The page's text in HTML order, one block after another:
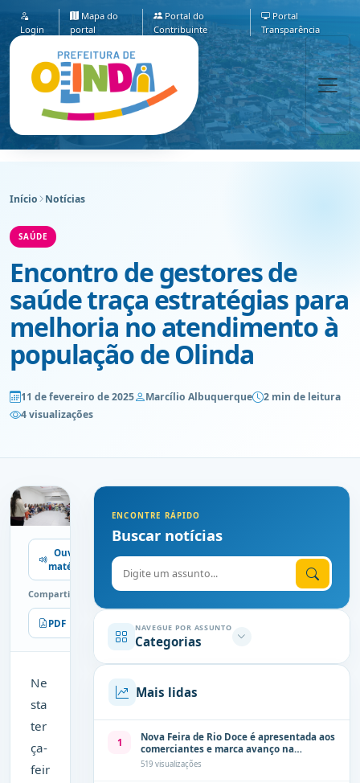
Login
Mapa do
portal
Portal do
Contribuinte
Portal
Transparência
Início Notícias
SAÚDE
Encontro de gestores de
saúde traça estratégias para
melhoria no atendimento à
população de Olinda
11 de fevereiro de 2025 Marcílio Albuquerque
2 min de leitura
4 visualizações
Ouvir
matéria
Compartilhe
PDF Imprimir
Ne
sta
ter
ça-
feir
ENCONTRE RÁPIDO
Buscar notícias
Digite o assunto
NAVEGUE POR ASSUNTO
Categorias
Mais lidas
1
Nova Feira de Rio Doce é apresentada aos
comerciantes e marca avanço na
modernização dos espaços públicos de
519 visualizações